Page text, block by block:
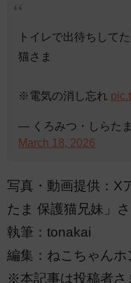
トイレで出待ちして
猫さま
※電気の消し忘れ
— くろみつ・しらた
March 18, 2026
写真・動画提供：X
たま 保護猫兄妹」さ
執筆：tonakai
編集：ねこちゃん
※本記事は投稿者さ